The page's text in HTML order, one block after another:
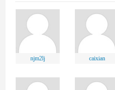
njm2lj caixian